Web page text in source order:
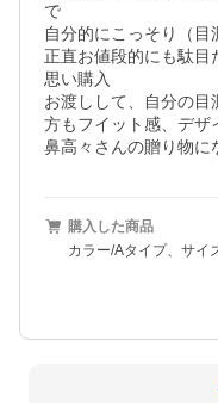
で
自分的にこっそり（目
正直お値段的にも駄目
思い購入
お渡しして、自分の
方もフイット感、デザ
鼻高々さんの贈り物に
購入した商品
カラー/Aタイプ、サイ